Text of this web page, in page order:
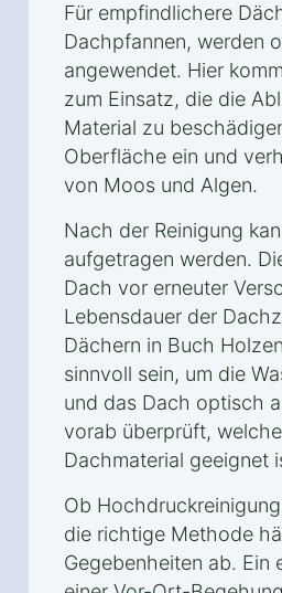
Für empfindlichere
Dachpfannen, werden
angewendet. Hier
zum Einsatz, die die
Material zu
Oberfläche ein und
von Moos und Algen.
Nach der Reinigung
aufgetragen werden.
Dach vor erneuter
Lebensdauer der
Dächern in Buch
sinnvoll sein, um die
und das Dach optisch
vorab überprüft,
Dachmaterial geeignet
Ob
die richtige Methode
Gegebenheiten ab. Ein